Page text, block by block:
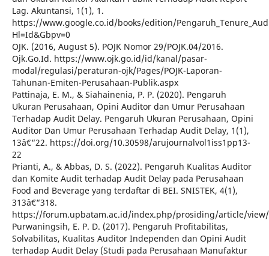
Lag. Akuntansi, 1(1), 1.
https://www.google.co.id/books/edition/
Hl=Id&Gbpv=0
OJK. (2016, August 5). POJK Nomor 29/POJK.04/2016.
Ojk.Go.Id. https://www.ojk.go.id/id/kanal/pasar-
modal/regulasi/peraturan-ojk/Pages/POJK-Laporan-
Tahunan-Emiten-Perusahaan-Publik.aspx
Pattinaja, E. M., & Siahainenia, P. P. (2020). Pengaruh
Ukuran Perusahaan, Opini Auditor dan Umur Perusahaan
Terhadap Audit Delay. Pengaruh Ukuran Perusahaan, Opini
Auditor Dan Umur Perusahaan Terhadap Audit Delay, 1(1),
13â€“22. https://doi.org/10.30598/arujournalvol1iss1pp13-
22
Prianti, A., & Abbas, D. S. (2022). Pengaruh Kualitas Auditor
dan Komite Audit terhadap Audit Delay pada Perusahaan
Food and Beverage yang terdaftar di BEI. SNISTEK, 4(1),
313â€“318.
https://forum.upbatam.ac.id/index.php/prosiding/article/view/
Purwaningsih, E. P. D. (2017). Pengaruh Profitabilitas,
Solvabilitas, Kualitas Auditor Independen dan Opini Audit
terhadap Audit Delay (Studi pada Perusahaan Manufaktur